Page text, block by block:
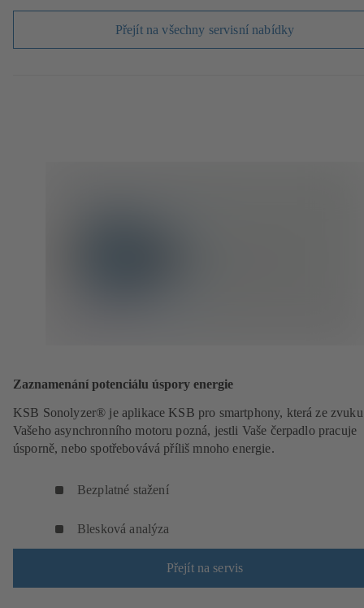
Přejít na všechny servisní nabídky
Zaznamenání potenciálu úspory energie
KSB Sonolyzer® je aplikace KSB pro smartphony, která ze zvuku
Vašeho asynchronního motoru pozná, jestli Vaše čerpadlo pracuje
úsporně, nebo spotřebovává příliš mnoho energie.
Bezplatné stažení
Blesková analýza
Přejít na servis